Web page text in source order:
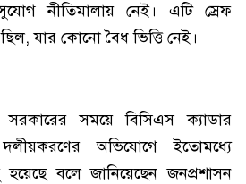
নীতিমালায় নেই। এটি স্রেফ
যার কোনো বৈধ ভিত্তি নেই।
সময়ে বিসিএস ক্যাডার
অভিযোগে ইতোমধ্যে
বলে জানিয়েছেন জনপ্রশাসন